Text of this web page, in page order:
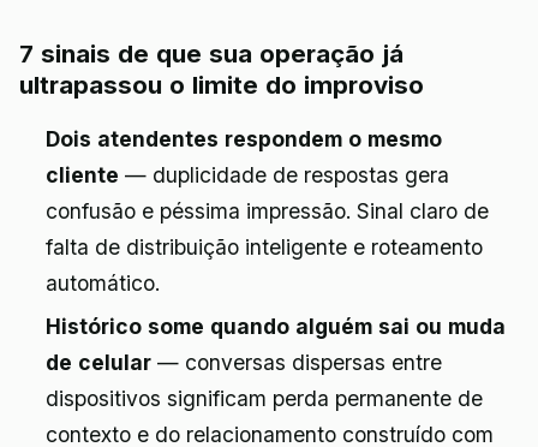
7 sinais de que sua operação já
ultrapassou o limite do improviso
Dois atendentes respondem o mesmo
cliente — duplicidade de respostas gera
confusão e péssima impressão. Sinal claro de
falta de distribuição inteligente e roteamento
automático.
Histórico some quando alguém sai ou muda
de celular— conversas dispersas entre
dispositivos significam perda permanente de
contexto e do relacionamento construído com